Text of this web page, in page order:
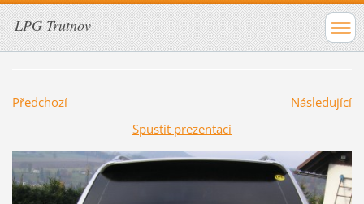
LPG Trutnov
Předchozí
Následující
Spustit prezentaci